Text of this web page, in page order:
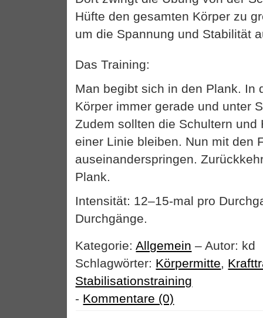
Hüfte den gesamten Körper zu
um die Spannung und Stabilität
Das Training:
Man begibt sich in den Plank. In
Körper immer gerade und unter
Zudem sollten die Schultern und
einer Linie bleiben. Nun mit den
auseinanderspringen.
Plank.
Intensität: 12–15-mal pro
Durchgänge.
Kategorie:Allgemein – Autor: kd
Schlagwörter: Körpermitte,
Stabilisationstraining
- Kommentare (0)